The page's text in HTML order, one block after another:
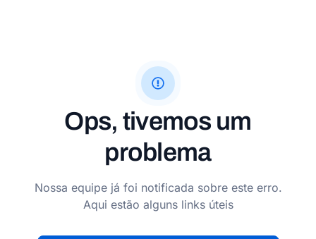
Ops, tivemos um
problema
Nossa equipe já foi notificada sobre este erro.
Aqui estão alguns links úteis